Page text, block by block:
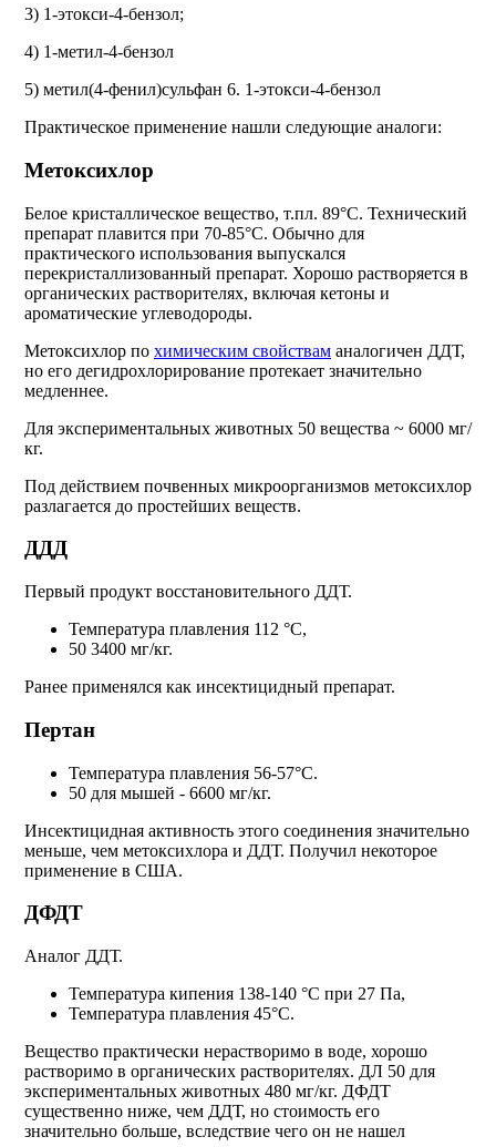
3) 1-этокси-4-бензол;
4) 1-метил-4-бензол
5) метил(4-фенил)сульфан 6. 1-этокси-4-бензол
Практическое применение нашли следующие аналоги:
Метоксихлор
Белое кристаллическое вещество, т.пл. 89°С. Технический
препарат плавится при 70-85°С. Обычно для
практического использования выпускался
перекристаллизованный препарат. Хорошо растворяется в
органических растворителях, включая кетоны и
ароматические углеводороды.
Метоксихлор по химическим свойствам аналогичен ДДТ,
но его дегидрохлорирование протекает значительно
медленнее.
Для экспериментальных животных 50 вещества ~ 6000 мг/
кг.
Под действием почвенных микроорганизмов метоксихлор
разлагается до простейших веществ.
ДДД
Первый продукт восстановительного ДДТ.
Температура плавления 112 °С,
50 3400 мг/кг.
Ранее применялся как инсектицидный препарат.
Пертан
Температура плавления 56-57°С.
50 для мышей - 6600 мг/кг.
Инсектицидная активность этого соединения значительно
меньше, чем метоксихлора и ДДТ. Получил некоторое
применение в США.
ДФДТ
Аналог ДДТ.
Температура кипения 138-140 °С при 27 Па,
Температура плавления 45°С.
Вещество практически нерастворимо в воде, хорошо
растворимо в органических растворителях. ДЛ 50 для
экспериментальных животных 480 мг/кг. ДФДТ
существенно ниже, чем ДДТ, но стоимость его
значительно больше, вследствие чего он не нашел